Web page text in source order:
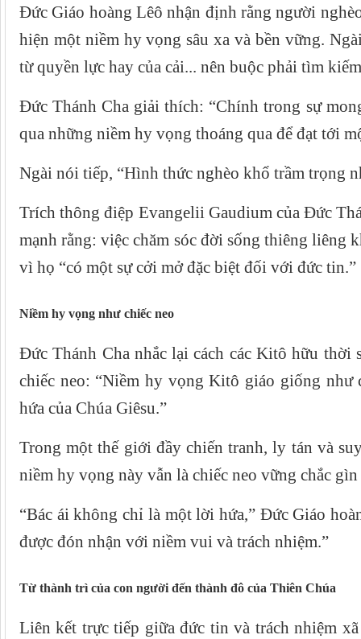
Đức Giáo hoàng Lêô nhận định rằng người
hiện một niềm hy vọng sâu xa và bền vững.
từ quyền lực hay của cải... nên buộc phải tìm
Đức Thánh Cha giải thích: “Chính trong sự
qua những niềm hy vọng thoáng qua để đạt tới
Ngài nói tiếp, “Hình thức nghèo khổ trầm trọng
Trích thông điệp Evangelii Gaudium của Đức
mạnh rằng: việc chăm sóc đời sống thiêng liêng
vì họ “có một sự cởi mở đặc biệt đối với đức tin.”
Niềm hy vọng như chiếc neo
Đức Thánh Cha nhắc lại cách các Kitô hữu
chiếc neo: “Niềm hy vọng Kitô giáo giống
hứa của Chúa Giêsu.”
Trong một thế giới đầy chiến tranh, ly tán và
niềm hy vọng này vẫn là chiếc neo vững chắc
“Bác ái không chỉ là một lời hứa,” Đức Giáo
được đón nhận với niềm vui và trách nhiệm.”
Từ thành trì của con người đến thành đô của Thiên Chúa
Liên kết trực tiếp giữa đức tin và trách nhiệm